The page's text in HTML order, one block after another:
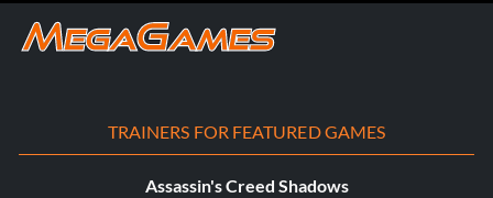
TRAINERS FOR FEATURED GAMES
Assassin's Creed Shadows